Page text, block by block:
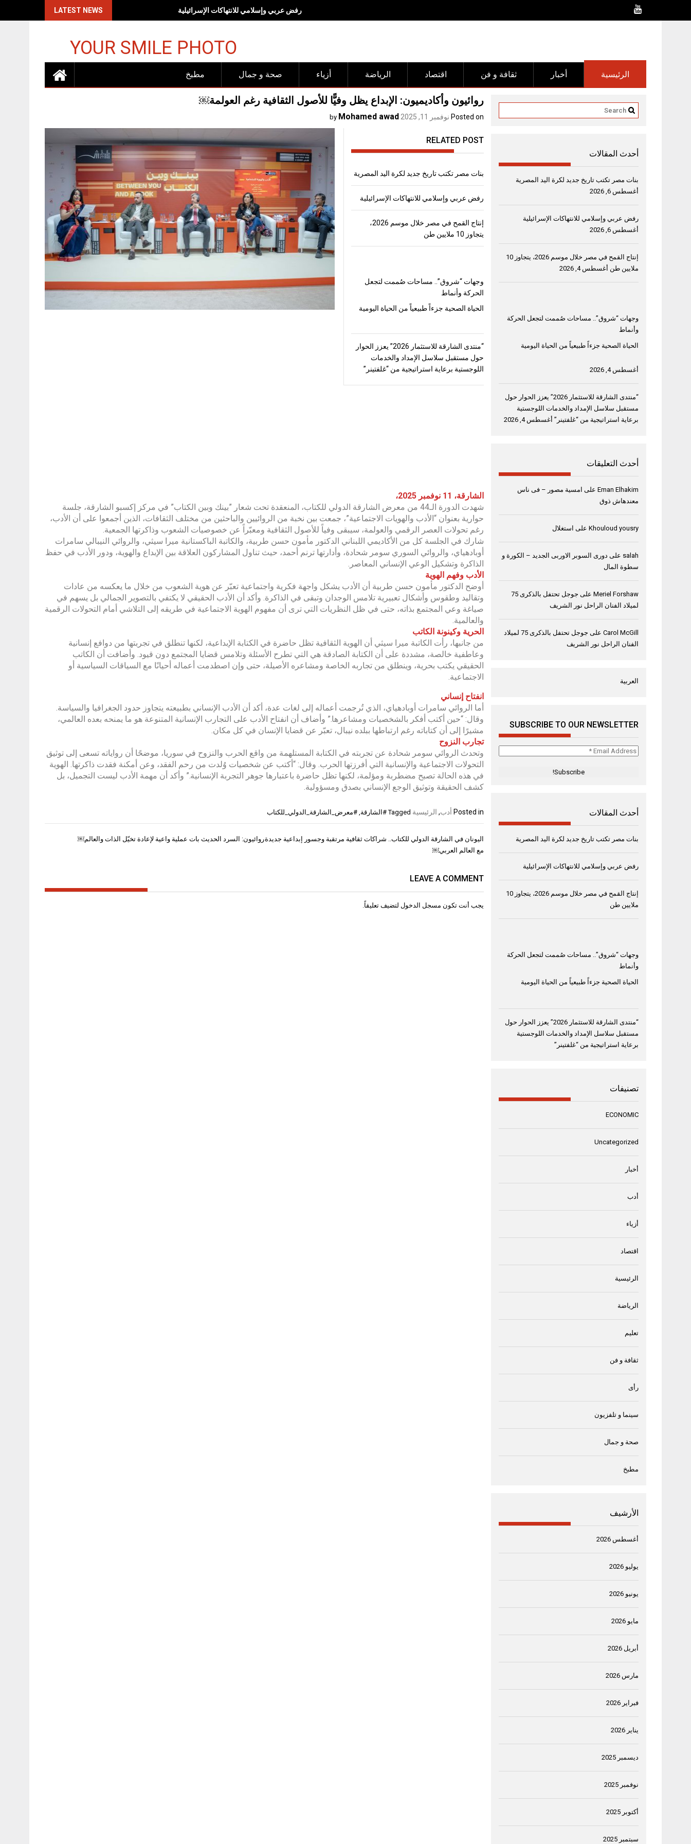
LATEST NEWS رفض عربي وإسلامي للانتهاكات الإسرائيلية
YOUR SMILE PHOTO
مطبخ صحة و جمال أزياء الرياضة اقتصاد ثقافة و فن أخبار الرئيسية
روائيون وأكاديميون: الإبداع يظل وفيًّا للأصول الثقافية رغم العولمة￼
Posted on نوفمبر 11, 2025 by
Mohamed awad
RELATED POST
بنات مصر تكتب تاريخ جديد لكرة اليد المصرية
رفض عربي وإسلامي للانتهاكات الإسرائيلية
إنتاج القمح في مصر خلال موسم 2026،
يتجاوز 10 ملايين طن
وجهات “شروق”.. مساحات صُممت لتجعل
الحركة وأنماط
الحياة الصحية جزءاً طبيعياً من الحياة اليومية
“منتدى الشارقة للاستثمار 2026” يعزز الحوار
حول مستقبل سلاسل الإمداد والخدمات
اللوجستية برعاية استراتيجية من “غلفتينر”
الشارقة، 11 نوفمبر 2025،
شهدت الدورة الـ44 من معرض الشارقة الدولي للكتاب، المنعقدة تحت شعار ”بينك وبين الكتاب” في مركز إكسبو الشارقة، جلسة
حوارية بعنوان “الأدب والهويات الاجتماعية”، جمعت بين نخبة من الروائيين والباحثين من مختلف الثقافات، الذين أجمعوا على أن الأدب،
رغم تحولات العصر الرقمي والعولمة، سيبقى وفياً للأصول الثقافية ومعبّراً عن خصوصيات الشعوب وذاكرتها الجمعية.
شارك في الجلسة كل من الأكاديمي اللبناني الدكتور مأمون حسن طربية، والكاتبة الباكستانية ميرا سيثي، والروائي النيبالي سامرات
أوبادهياي، والروائي السوري سومر شحادة، وأدارتها ترنم أحمد، حيث تناول المشاركون العلاقة بين الإبداع والهوية، ودور الأدب في حفظ
الذاكرة وتشكيل الوعي الإنساني المعاصر.
الأدب وفهم الهوية
أوضح الدكتور مأمون حسن طربية أن الأدب يشكل واجهة فكرية واجتماعية تعبّر عن هوية الشعوب من خلال ما يعكسه من عادات
وتقاليد وطقوس وأشكال تعبيرية تلامس الوجدان وتبقى في الذاكرة. وأكد أن الأدب الحقيقي لا يكتفي بالتصوير الجمالي بل يسهم في
صياغة وعي المجتمع بذاته، حتى في ظل النظريات التي ترى أن مفهوم الهوية الاجتماعية في طريقه إلى التلاشي أمام التحولات الرقمية
والعالمية.
الحرية وكينونة الكاتب
من جانبها، رأت الكاتبة ميرا سيثي أن الهوية الثقافية تظل حاضرة في الكتابة الإبداعية، لكنها تنطلق في تجربتها من دوافع إنسانية
وعاطفية خالصة، مشددة على أن الكتابة الصادقة هي التي تطرح الأسئلة وتلامس قضايا المجتمع دون قيود. وأضافت أن الكاتب
الحقيقي يكتب بحرية، وينطلق من تجاربه الخاصة ومشاعره الأصيلة، حتى وإن اصطدمت أعماله أحيانًا مع السياقات السياسية أو
الاجتماعية.
انفتاح إنساني
أما الروائي سامرات أوبادهياي، الذي تُرجمت أعماله إلى لغات عدة، أكد أن الأدب الإنساني بطبيعته يتجاوز حدود الجغرافيا والسياسة.
وقال: “حين أكتب أفكر بالشخصيات ومشاعرها.” وأضاف أن انفتاح الأدب على التجارب الإنسانية المتنوعة هو ما يمنحه بعده العالمي،
مشيرًا إلى أن كتاباته رغم ارتباطها ببلده نيبال، تعبّر عن قضايا الإنسان في كل مكان.
تجارب النزوح
وتحدث الروائي سومر شحادة عن تجربته في الكتابة المستلهمة من واقع الحرب والنزوح في سوريا، موضحًا أن رواياته تسعى إلى توثيق
التحولات الاجتماعية والإنسانية التي أفرزتها الحرب. وقال: “أكتب عن شخصيات وُلدت من رحم الفقد، وعن أمكنة فقدت ذاكرتها. الهوية
في هذه الحالة تصبح مضطربة ومؤلمة، لكنها تظل حاضرة باعتبارها جوهر التجربة الإنسانية.” وأكد أن مهمة الأدب ليست التجميل، بل
كشف الحقيقة وتوثيق الوجع الإنساني بصدق ومسؤولية.
Posted in أدب, الرئيسية Tagged #الشارقة #معرض_الشارقة_الدولي_للكتاب
تصفّح
المقالات
روائيون: السرد الحديث بات عملية واعية لإعادة تخيّل الذات والعالم￼اليونان في الشارقة الدولي للكتاب.. شراكات ثقافية مرتقبة وجسور إبداعية جديدة
مع العالم العربي￼
LEAVE A COMMENT
يجب أنت تكون مسجل الدخول لتضيف تعليقاً.
أحدث المقالات
بنات مصر تكتب تاريخ جديد لكرة اليد المصرية
أغسطس 6, 2026
رفض عربي وإسلامي للانتهاكات الإسرائيلية
أغسطس 6, 2026
إنتاج القمح في مصر خلال موسم 2026، يتجاوز 10
ملايين طن أغسطس 4, 2026
وجهات “شروق”.. مساحات صُممت لتجعل الحركة
وأنماط
الحياة الصحية جزءاً طبيعياً من الحياة اليومية
أغسطس 4, 2026
“منتدى الشارقة للاستثمار 2026” يعزز الحوار حول
مستقبل سلاسل الإمداد والخدمات اللوجستية
برعاية استراتيجية من “غلفتينر” أغسطس 4, 2026
أحدث التعليقات
Eman Elhakim على امسية مصور – فى ناس
معندهاش ذوق
Khouloud yousry على استغلال
salah على دورى السوبر الاوربى الجديد – الكورة و
سطوة المال
Meriel Forshaw على
جوجل تحتفل بالذكرى 75
لميلاد الفنان الراحل نور الشريف
Carol McGill على
جوجل تحتفل بالذكرى 75 لميلاد
الفنان الراحل نور الشريف
العربية
SUBSCRIBE TO OUR NEWSLETTER
Email
أحدث المقالات
بنات مصر تكتب تاريخ جديد لكرة اليد المصرية
رفض عربي وإسلامي للانتهاكات الإسرائيلية
إنتاج القمح في مصر خلال موسم 2026، يتجاوز 10
ملايين طن
وجهات “شروق”.. مساحات صُممت لتجعل الحركة
وأنماط
الحياة الصحية جزءاً طبيعياً من الحياة اليومية
“منتدى الشارقة للاستثمار 2026” يعزز الحوار حول
مستقبل سلاسل الإمداد والخدمات اللوجستية
برعاية استراتيجية من “غلفتينر”
تصنيفات
ECONOMIC
Uncategorized
أخبار
أدب
أزياء
اقتصاد
الرئيسية
الرياضة
تعليم
ثقافة و فن
رأى
سينما و تلفزيون
صحة و جمال
مطبخ
الأرشيف
أغسطس 2026
يوليو 2026
يونيو 2026
مايو 2026
أبريل 2026
مارس 2026
فبراير 2026
يناير 2026
ديسمبر 2025
نوفمبر 2025
أكتوبر 2025
سبتمبر 2025